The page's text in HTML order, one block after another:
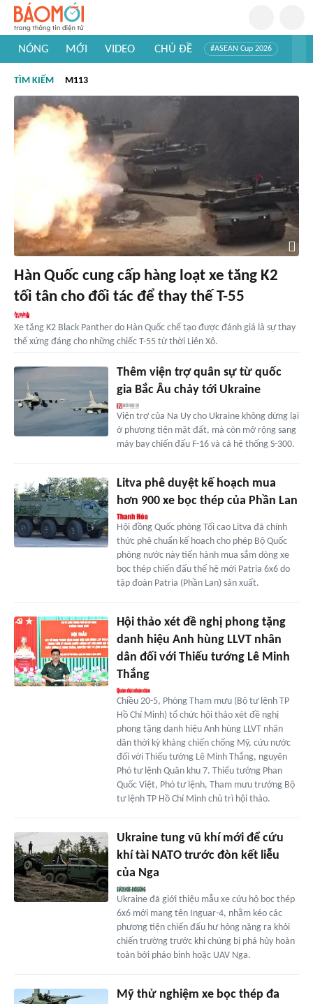
NÓNG MỚI VIDEO CHỦ ĐỀ #ASEAN Cup 2026
#Khám phá thế giới
TÌM KIẾM M113
Hàn Quốc cung cấp hàng loạt xe tăng K2
tối tân cho đối tác để thay thế T-55
Xe tăng K2 Black Panther do Hàn Quốc chế tạo được đánh giá là sự thay
thế xứng đáng cho những chiếc T-55 từ thời Liên Xô.
Thêm viện trợ quân sự từ quốc
gia Bắc Âu chảy tới Ukraine
Viện trợ của Na Uy cho Ukraine không dừng lại
ở phương tiện mặt đất, mà còn mở rộng sang
máy bay chiến đấu F-16 và cả hệ thống S-300.
Litva phê duyệt kế hoạch mua
hơn 900 xe bọc thép của Phần Lan
Hội đồng Quốc phòng Tối cao Litva đã chính
thức phê chuẩn kế hoạch cho phép Bộ Quốc
phòng nước này tiến hành mua sắm dòng xe
bọc thép chiến đấu thế hệ mới Patria 6x6 do
tập đoàn Patria (Phần Lan) sản xuất.
Hội thảo xét đề nghị phong tặng
danh hiệu Anh hùng LLVT nhân
dân đối với Thiếu tướng Lê Minh
Thắng
Chiều 20-5, Phòng Tham mưu (Bộ tư lệnh TP
Hồ Chí Minh) tổ chức hội thảo xét đề nghị
phong tặng danh hiệu Anh hùng LLVT nhân
dân thời kỳ kháng chiến chống Mỹ, cứu nước
đối với Thiếu tướng Lê Minh Thắng, nguyên
Phó tư lệnh Quân khu 7. Thiếu tướng Phan
Quốc Việt, Phó tư lệnh, Tham mưu trưởng Bộ
tư lệnh TP Hồ Chí Minh chủ trì hội thảo.
Ukraine tung vũ khí mới để cứu
khí tài NATO trước đòn kết liễu
của Nga
Ukraine đã giới thiệu mẫu xe cứu hộ bọc thép
6x6 mới mang tên Inguar-4, nhằm kéo các
phương tiện chiến đấu hư hỏng nặng ra khỏi
chiến trường trước khi chúng bị phá hủy hoàn
toàn bởi pháo binh hoặc UAV Nga.
Mỹ thử nghiệm xe bọc thép đa